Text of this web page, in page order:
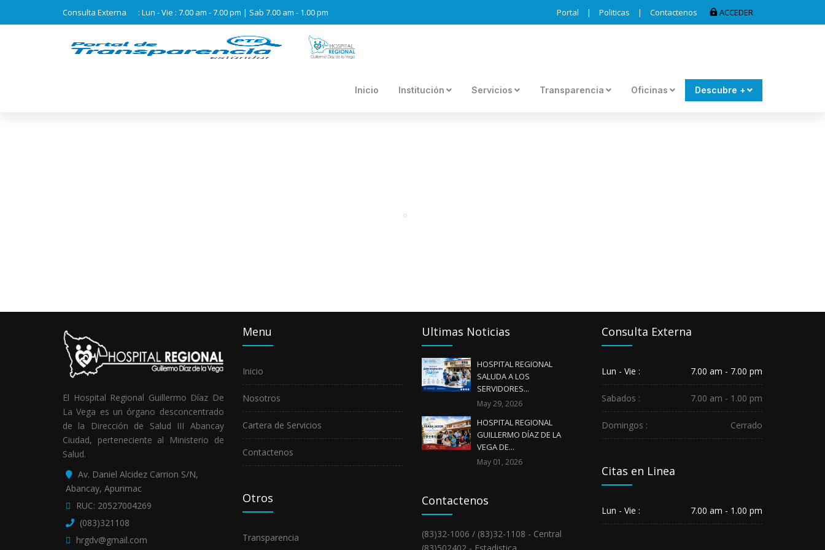
Consulta Externa : Lun - Vie : 7.00 am - 7.00 pm | Sab 7.00 am - 1.00 pm ACCEDER
Portal | Politicas | Contactenos
Inicio Institución Servicios Transparencia Oficinas Descubre +
El Hospital Regional Guillermo Díaz De
La Vega es un órgano desconcentrado
de la Dirección de Salud III Abancay
Ciudad, perteneciente al Ministerio de
Salud.
Av. Daniel Alcidez Carrion S/N,
Abancay, Apurimac
RUC: 20527004269
(083)321108
hrgdv@gmail.com
Menu
Inicio
Nosotros
Cartera de Servicios
Contactenos
Otros
Transparencia
Ultimas Noticias
HOSPITAL REGIONAL
SALUDA A LOS
SERVIDORES...
May 29, 2026
HOSPITAL REGIONAL
GUILLERMO DÍAZ DE LA
VEGA DE...
May 01, 2026
Contactenos
(83)32-1006 / (83)32-1108 - Central
Consulta Externa
Lun - Vie : 7.00 am - 7.00 pm
Sabados : 7.00 am - 1.00 pm
Domingos : Cerrado
Citas en Linea
Lun - Vie : 7.00 am - 1.00 pm